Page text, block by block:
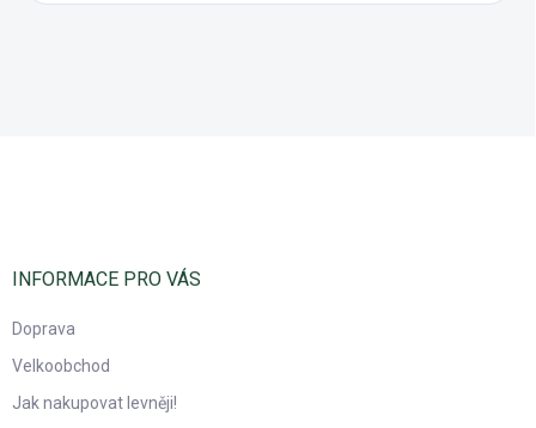
INFORMACE PRO VÁS
Doprava
Velkoobchod
Jak nakupovat levněji!